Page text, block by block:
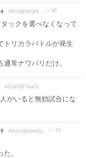
9ff03@903f8 >> 45
ックを選べなくなって
トリカラバトルが発生
常ナワバリだけ。
402a0@7aa2c
がいると無効試合にな
94d1c@de45a >> 52
。